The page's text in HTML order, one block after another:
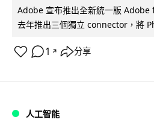
Adobe 宣布推出全新統一版 Adobe
去年推出三個獨立 connector，將
1 ↗ 分享
人工智能